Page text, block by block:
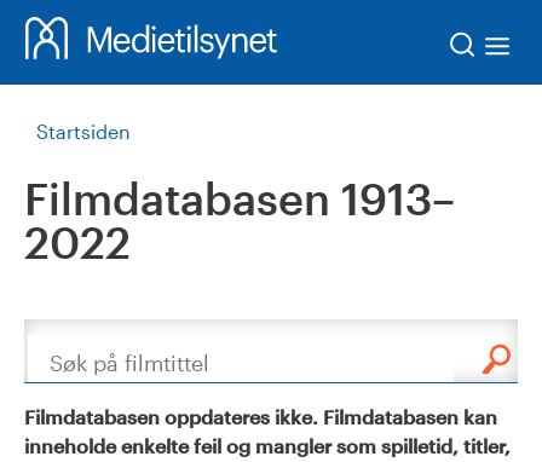
Startsiden
Filmdatabasen 1913–
2022
Søk
Filmdatabasen oppdateres ikke. Filmdatabasen kan
inneholde enkelte feil og mangler som spilletid, titler,